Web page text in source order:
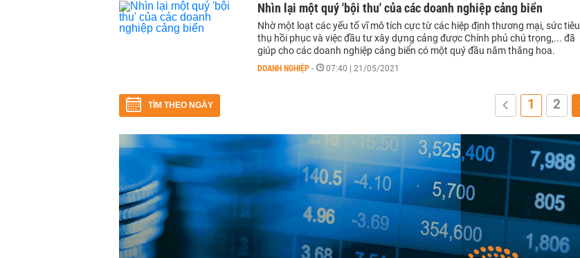
Nhìn lại một quý 'bội thu' của các doanh nghiệp cảng biển
Nhờ một loạt các yếu tố vĩ mô tích cực từ các hiệp định thương mại, sức tiêu
thụ hồi phục và việc đầu tư xây dựng cảng được Chính phủ chú trọng,... đã
giúp cho các doanh nghiệp cảng biển có một quý đầu năm thăng hoa.
DOANH NGHIỆP - 07:40 | 21/05/2021
TÌM THEO NGÀY 1 2